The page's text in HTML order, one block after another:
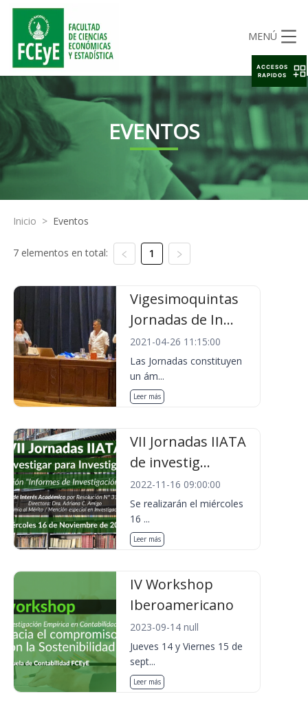
MENÚ
EVENTOS
Inicio > Eventos
7 elementos en total: 1
Vigesimoquintas
Jornadas de In...
2021-04-26 11:15:00
Las Jornadas constituyen
un ám...
Leer más
VII Jornadas IIATA
de investig...
2022-11-16 09:00:00
Se realizarán el miércoles
16 ...
Leer más
IV Workshop
Iberoamericano
2023-09-14 null
Jueves 14 y Viernes 15 de
sept...
Leer más
ACCESOS
RAPIDOS